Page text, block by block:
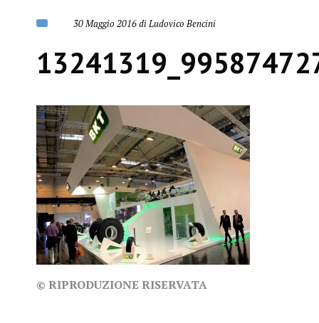
30 Maggio 2016 di Ludovico Bencini
© RIPRODUZIONE RISERVATA